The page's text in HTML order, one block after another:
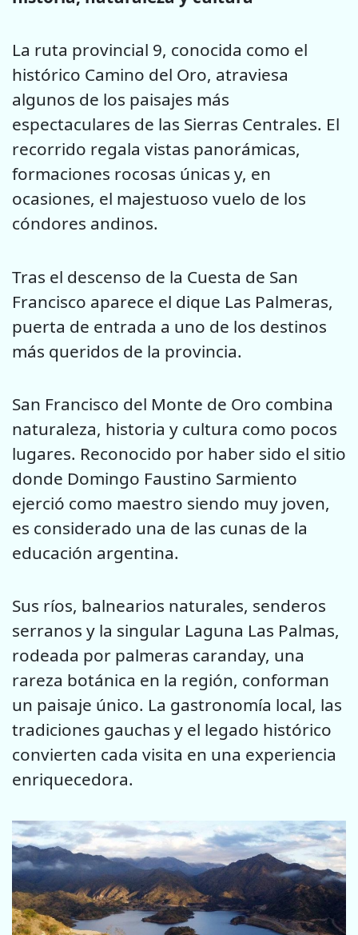
La ruta provincial 9, conocida como el
histórico Camino del Oro, atraviesa
algunos de los paisajes más
espectaculares de las Sierras Centrales. El
recorrido regala vistas panorámicas,
formaciones rocosas únicas y, en
ocasiones, el majestuoso vuelo de los
cóndores andinos.
Tras el descenso de la Cuesta de San
Francisco aparece el dique Las Palmeras,
puerta de entrada a uno de los destinos
más queridos de la provincia.
San Francisco del Monte de Oro combina
naturaleza, historia y cultura como pocos
lugares. Reconocido por haber sido el sitio
donde Domingo Faustino Sarmiento
ejerció como maestro siendo muy joven,
es considerado una de las cunas de la
educación argentina.
Sus ríos, balnearios naturales, senderos
serranos y la singular Laguna Las Palmas,
rodeada por palmeras caranday, una
rareza botánica en la región, conforman
un paisaje único. La gastronomía local, las
tradiciones gauchas y el legado histórico
convierten cada visita en una experiencia
enriquecedora.